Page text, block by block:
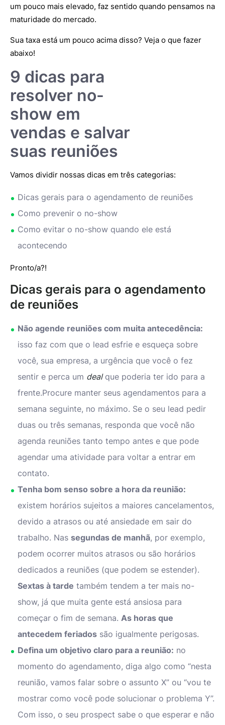
um pouco mais elevado, faz sentido quando pensamos na
maturidade do mercado.
Sua taxa está um pouco acima disso? Veja o que fazer
abaixo!
9 dicas para
resolver no-
show em
vendas e salvar
suas reuniões
Vamos dividir nossas dicas em três categorias:
Dicas gerais para o agendamento de reuniões
Como prevenir o no-show
Como evitar o no-show quando ele está
acontecendo
Pronto/a?!
Dicas gerais para o agendamento
de reuniões
Não agende reuniões com muita antecedência:
isso faz com que o lead esfrie e esqueça sobre
você, sua empresa, a urgência que você o fez
sentir e perca um dealque poderia ter ido para a
frente.Procure manter seus agendamentos para a
semana seguinte, no máximo. Se o seu lead pedir
duas ou três semanas, responda que você não
agenda reuniões tanto tempo antes e que pode
agendar uma atividade para voltar a entrar em
contato.
Tenha bom senso sobre a hora da reunião:
existem horários sujeitos a maiores cancelamentos,
devido a atrasos ou até ansiedade em sair do
trabalho. Nas segundas de manhã, por exemplo,
podem ocorrer muitos atrasos ou são horários
dedicados a reuniões (que podem se estender).
Sextas à tarde também tendem a ter mais no-
show, já que muita gente está ansiosa para
começar o fim de semana. As horas que
antecedem feriados são igualmente perigosas.
Defina um objetivo claro para a reunião: no
momento do agendamento, diga algo como “nesta
reunião, vamos falar sobre o assunto X” ou “vou te
mostrar como você pode solucionar o problema Y”.
Com isso, o seu prospect sabe o que esperar e não